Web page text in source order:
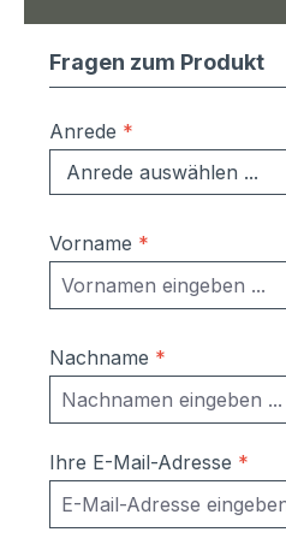
Fragen zum Produkt
Anrede *
Vorname *
Nachname *
Ihre E-Mail-Adresse *